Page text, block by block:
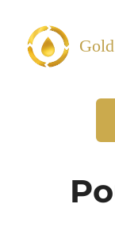
contenu